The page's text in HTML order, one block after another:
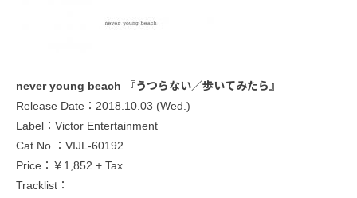
never young beach 『うつらない／歩いてみたら』
Release Date：2018.10.03 (Wed.)
Label：Victor Entertainment
Cat.No.：VIJL-60192
Price：￥1,852 + Tax
Tracklist：